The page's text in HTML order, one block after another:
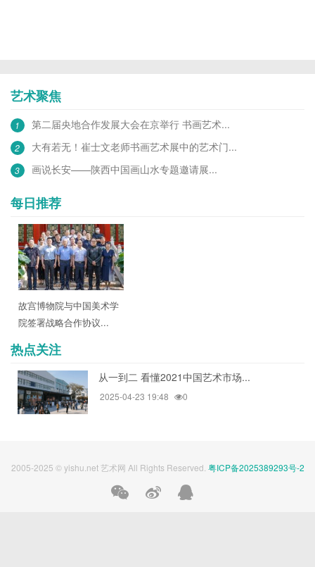
艺术聚焦
1 第二届央地合作发展大会在京举行 书画艺术...
2 大有若无！崔士文老师书画艺术展中的艺术门...
3 画说长安——陕西中国画山水专题邀请展...
每日推荐
故宫博物院与中国美术学
院签署战略合作协议...
热点关注
从一到二 看懂2021中国艺术市场...
2025-04-23 19:48 0
2005-2025 © yishu.net 艺术网 All Rights Reserved. 粤ICP备2025389293号-2